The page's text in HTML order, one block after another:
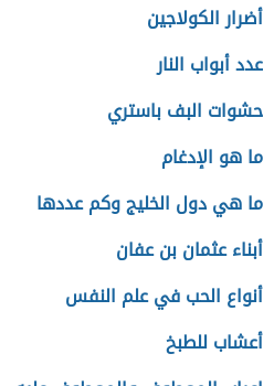
أضرار الكولاجين
عدد أبواب النار
حشوات البف باستري
ما هو الإدغام
ما هي دول الخليج وكم عددها
أبناء عثمان بن عفان
أنواع الحب في علم النفس
أعشاب للطبخ